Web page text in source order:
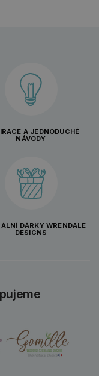
A JEDNODUCHÉ
NÁVODY
DÁRKY WRENDALE
DESIGNS